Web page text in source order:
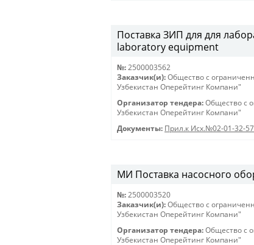
Поставка ЗИП для для
laboratory equipment
№: 2500003562
Заказчик(и): Общество с
Узбекистан Оперейтинг Компани"
Организатор тендера: Общество с
Узбекистан Оперейтинг Компани"
Документы: Прил.к Исх.№02-01-32-
МИ Поставка насосного
№: 2500003520
Заказчик(и): Общество с
Узбекистан Оперейтинг Компани"
Организатор тендера: Общество с
Узбекистан Оперейтинг Компани"